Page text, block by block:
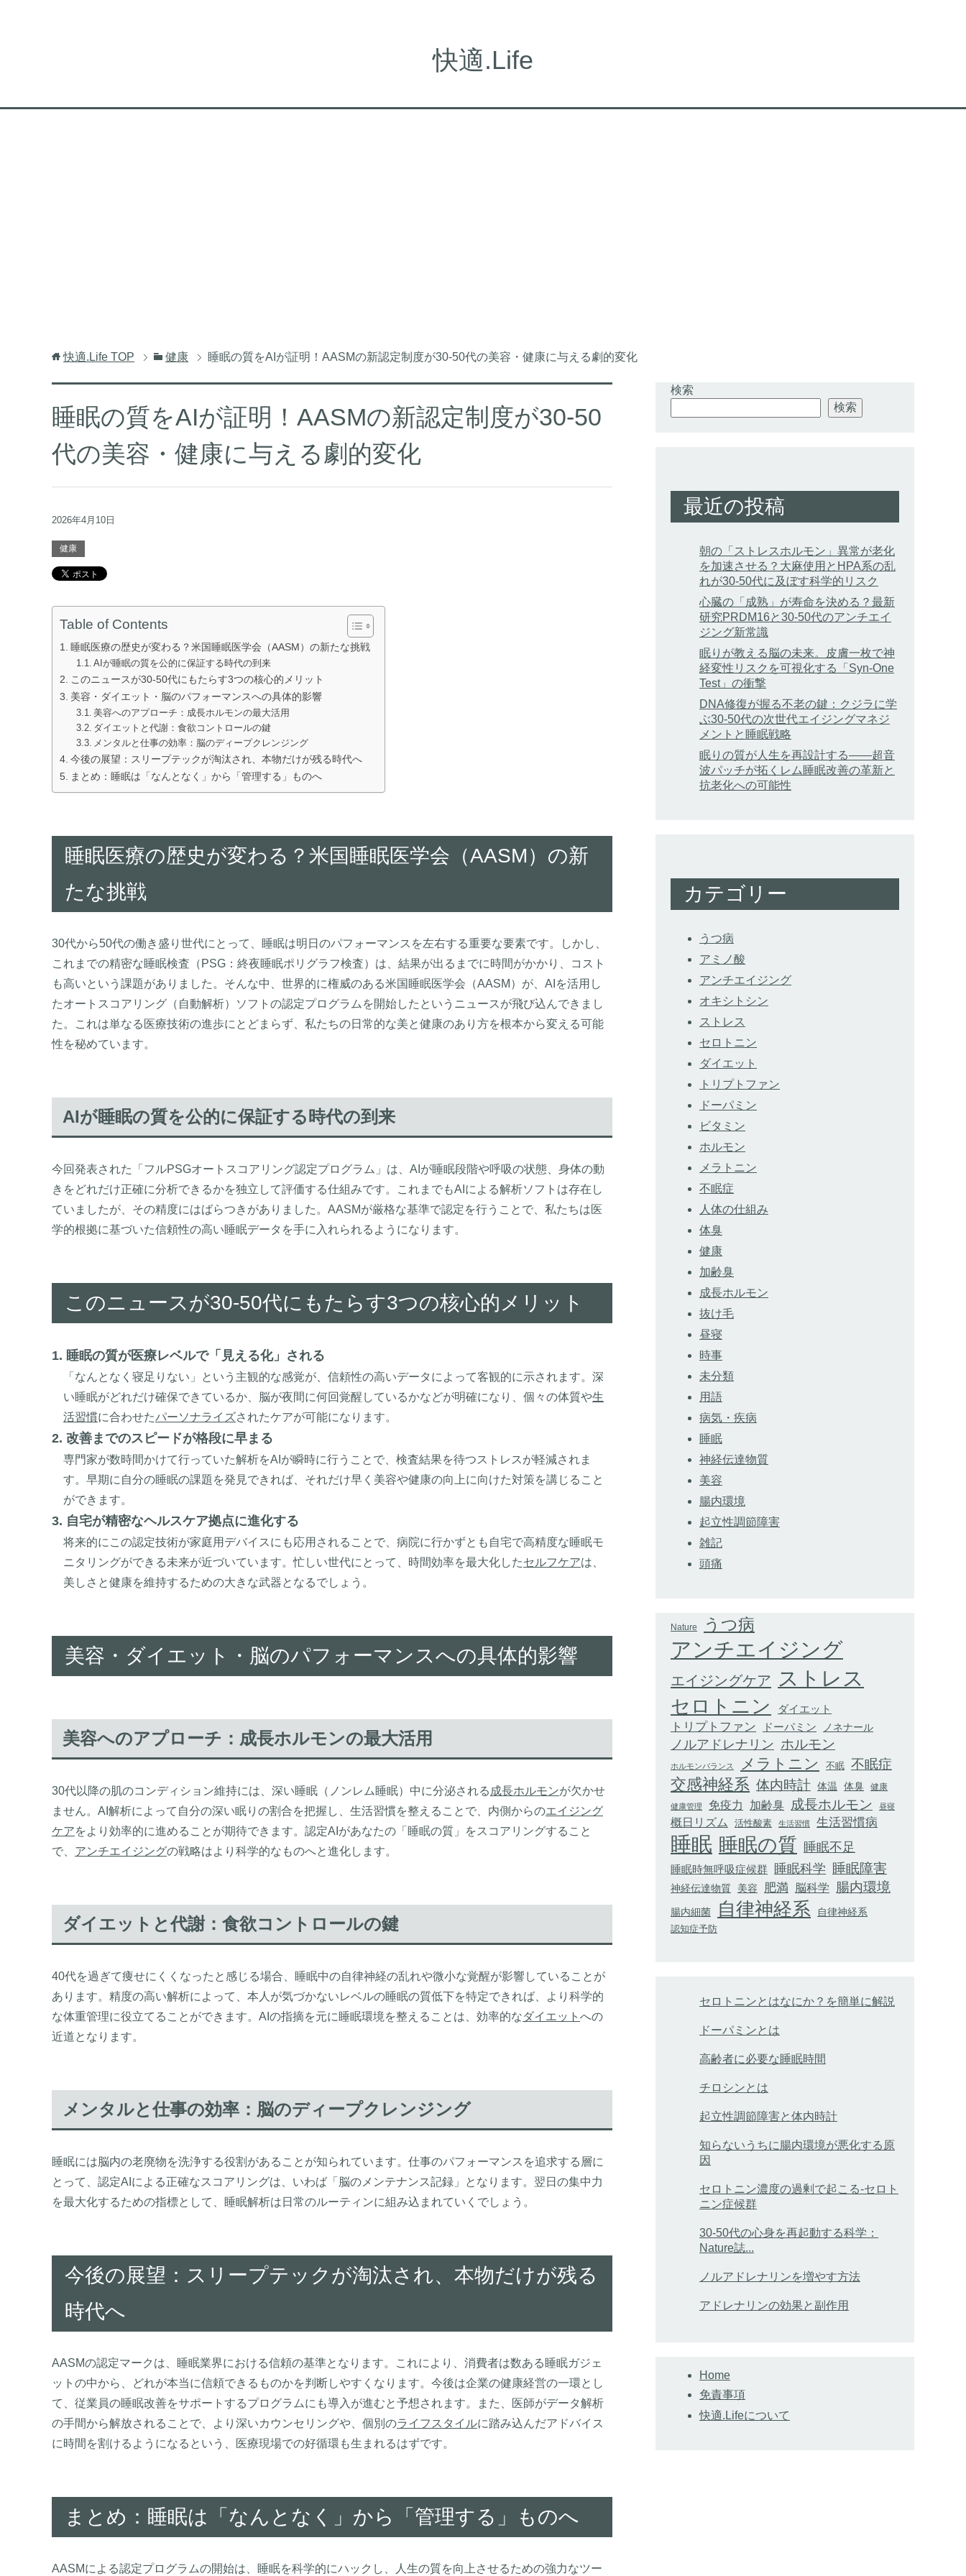
快適.Life
快適.Life TOP 健康 睡眠の質をAIが証明！AASMの新認定制度が30-50代の美容・健康に与える劇的変化
睡眠の質をAIが証明！AASMの新認定制度が30-50
代の美容・健康に与える劇的変化
2026年4月10日
健康
Table of Contents
睡眠医療の歴史が変わる？米国睡眠医学会（AASM）の新たな挑戦
AIが睡眠の質を公的に保証する時代の到来
このニュースが30-50代にもたらす3つの核心的メリット
美容・ダイエット・脳のパフォーマンスへの具体的影響
美容へのアプローチ：成長ホルモンの最大活用
ダイエットと代謝：食欲コントロールの鍵
メンタルと仕事の効率：脳のディープクレンジング
今後の展望：スリープテックが淘汰され、本物だけが残る時代へ
まとめ：睡眠は「なんとなく」から「管理する」ものへ
睡眠医療の歴史が変わる？米国睡眠医学会（AASM）の新
たな挑戦
30代から50代の働き盛り世代にとって、睡眠は明日のパフォーマンスを左右する重要な要素です。しかし、
これまでの精密な睡眠検査（PSG：終夜睡眠ポリグラフ検査）は、結果が出るまでに時間がかかり、コスト
も高いという課題がありました。そんな中、世界的に権威のある米国睡眠医学会（AASM）が、AIを活用し
たオートスコアリング（自動解析）ソフトの認定プログラムを開始したというニュースが飛び込んできまし
た。これは単なる医療技術の進歩にとどまらず、私たちの日常的な美と健康のあり方を根本から変える可能
性を秘めています。
AIが睡眠の質を公的に保証する時代の到来
今回発表された「フルPSGオートスコアリング認定プログラム」は、AIが睡眠段階や呼吸の状態、身体の動
きをどれだけ正確に分析できるかを独立して評価する仕組みです。これまでもAIによる解析ソフトは存在し
ていましたが、その精度にはばらつきがありました。AASMが厳格な基準で認定を行うことで、私たちは医
学的根拠に基づいた信頼性の高い睡眠データを手に入れられるようになります。
このニュースが30-50代にもたらす3つの核心的メリット
1. 睡眠の質が医療レベルで「見える化」される
「なんとなく寝足りない」という主観的な感覚が、信頼性の高いデータによって客観的に示されます。深
い睡眠がどれだけ確保できているか、脳が夜間に何回覚醒しているかなどが明確になり、個々の体質や生
活習慣に合わせたパーソナライズされたケアが可能になります。
2. 改善までのスピードが格段に早まる
専門家が数時間かけて行っていた解析をAIが瞬時に行うことで、検査結果を待つストレスが軽減されま
す。早期に自分の睡眠の課題を発見できれば、それだけ早く美容や健康の向上に向けた対策を講じること
ができます。
3. 自宅が精密なヘルスケア拠点に進化する
将来的にこの認定技術が家庭用デバイスにも応用されることで、病院に行かずとも自宅で高精度な睡眠モ
ニタリングができる未来が近づいています。忙しい世代にとって、時間効率を最大化したセルフケアは、
美しさと健康を維持するための大きな武器となるでしょう。
美容・ダイエット・脳のパフォーマンスへの具体的影響
美容へのアプローチ：成長ホルモンの最大活用
30代以降の肌のコンディション維持には、深い睡眠（ノンレム睡眠）中に分泌される 成長ホルモンが欠かせ
ません。AI解析によって自分の深い眠りの割合を把握し、生活習慣を整えることで、内側からのエイジング
ケアをより効率的に進めることが期待できます。認定AIがあなたの「睡眠の質」をスコアリングすること
で、 アンチエイジングの戦略はより科学的なものへと進化します。
ダイエットと代謝：食欲コントロールの鍵
40代を過ぎて痩せにくくなったと感じる場合、睡眠中の自律神経の乱れや微小な覚醒が影響していることが
あります。精度の高い解析によって、本人が気づかないレベルの睡眠の質低下を特定できれば、より科学的
な体重管理に役立てることができます。AIの指摘を元に睡眠環境を整えることは、効率的なダイエット への
近道となります。
メンタルと仕事の効率：脳のディープクレンジング
睡眠には脳内の老廃物を洗浄する役割があることが知られています。仕事のパフォーマンスを追求する層に
とって、認定AIによる正確なスコアリングは、いわば「脳のメンテナンス記録」となります。翌日の集中力
を最大化するための指標として、睡眠解析は日常のルーティンに組み込まれていくでしょう。
今後の展望：スリープテックが淘汰され、本物だけが残る
時代へ
AASMの認定マークは、睡眠業界における信頼の基準となります。これにより、消費者は数ある睡眠ガジェ
ットの中から、どれが本当に信頼できるものかを判断しやすくなります。今後は企業の健康経営の一環とし
て、従業員の睡眠改善をサポートするプログラムにも導入が進むと予想されます。また、医師がデータ解析
の手間から解放されることで、より深いカウンセリングや、個別のライフスタイルに踏み込んだアドバイス
に時間を割けるようになるという、医療現場での好循環も生まれるはずです。
まとめ：睡眠は「なんとなく」から「管理する」ものへ
AASMによる認定プログラムの開始は、睡眠を科学的にハックし、人生の質を向上させるための強力なツー
検索
検索
最近の投稿
朝の「ストレスホルモン」異常が老化
を加速させる？大麻使用とHPA系の乱
れが30-50代に及ぼす科学的リスク
心臓の「成熟」が寿命を決める？最新
研究PRDM16と30-50代のアンチエイ
ジング新常識
眠りが教える脳の未来。皮膚一枚で神
経変性リスクを可視化する「Syn-One
Test」の衝撃
DNA修復が握る不老の鍵：クジラに学
ぶ30-50代の次世代エイジングマネジ
メントと睡眠戦略
眠りの質が人生を再設計する——超音
波パッチが拓くレム睡眠改善の革新と
抗老化への可能性
カテゴリー
うつ病
アミノ酸
アンチエイジング
オキシトシン
ストレス
セロトニン
ダイエット
トリプトファン
ドーパミン
ビタミン
ホルモン
メラトニン
不眠症
人体の仕組み
体臭
健康
加齢臭
成長ホルモン
抜け毛
昼寝
時事
未分類
用語
病気・疾病
睡眠
神経伝達物質
美容
腸内環境
起立性調節障害
雑記
頭痛
Nature うつ病
アンチエイジング
エイジングケア ストレス
セロトニン ダイエット
トリプトファン ドーパミン ノネナール
ノルアドレナリン ホルモン
ホルモンバランス メラトニン 不眠 不眠症
交感神経系 体内時計 体温 体臭 健康
健康管理 免疫力 加齢臭 成長ホルモン 昼寝
概日リズム 活性酸素 生活習慣 生活習慣病
睡眠 睡眠の質 睡眠不足
睡眠時無呼吸症候群 睡眠科学 睡眠障害
神経伝達物質 美容 肥満 脳科学 腸内環境
腸内細菌 自律神経系
自律神経系
認知症予防
セロトニンとはなにか？を簡単に解説
ドーパミンとは
高齢者に必要な睡眠時間
チロシンとは
起立性調節障害と体内時計
知らないうちに腸内環境が悪化する原
因
セロトニン濃度の過剰で起こる-セロト
ニン症候群
30-50代の心身を再起動する科学：
Nature誌...
ノルアドレナリンを増やす方法
アドレナリンの効果と副作用
Home
免責事項
快適.Lifeについて